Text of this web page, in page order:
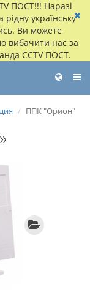
ПОСТ!!! Наразі
українську
Ви можете
вибачити нас за
CCTV ПОСТ.
ППК "Орион"